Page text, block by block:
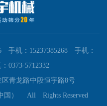
手机：15237385268 手机：
0373-5712332
青龙路中段恒宇路8号
国） All Rights Reserved